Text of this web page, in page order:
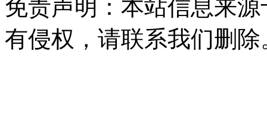
免责声明：本站信息来
有侵权，请联系我们删除